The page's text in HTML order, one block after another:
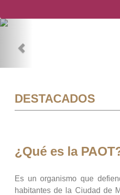
DESTACADOS
¿Qué es la
Es un organismo que
habitantes de la Ciudad de